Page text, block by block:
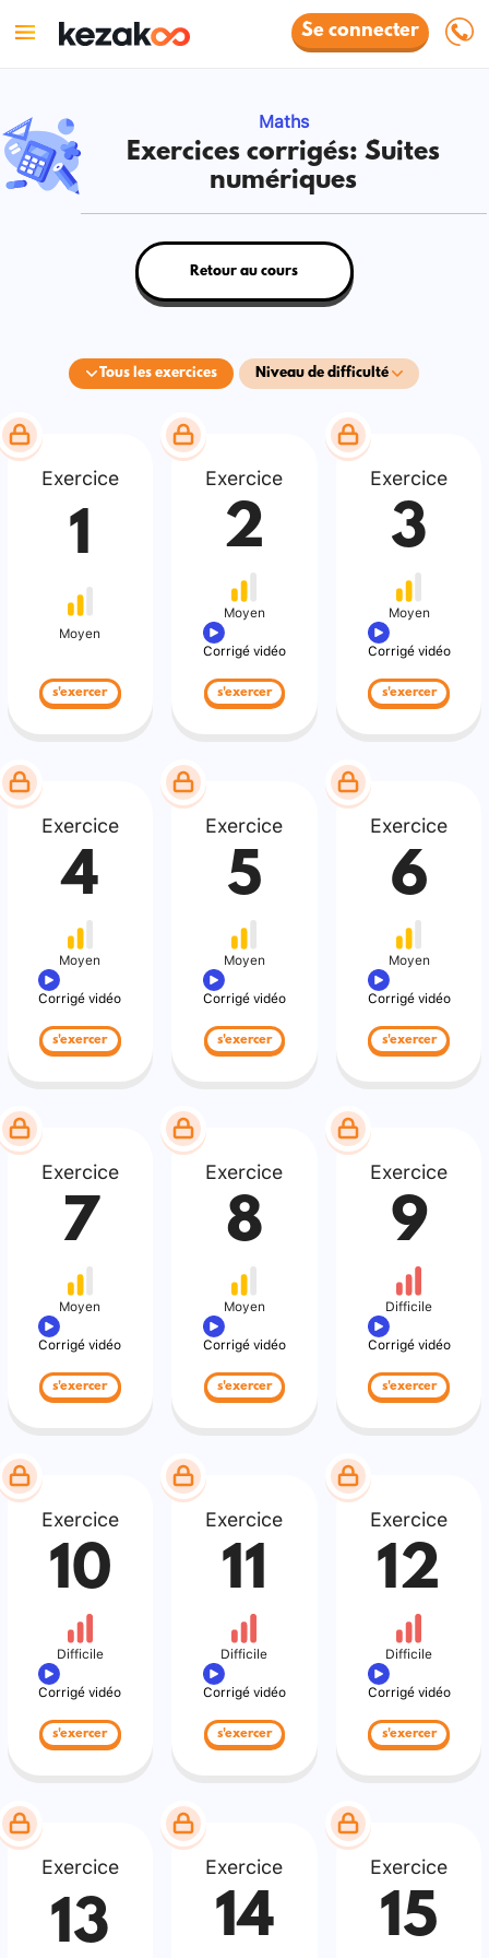
Se connecter
Maths
Exercices corrigés: Suites
numériques
Tous les exercices Niveau de difficulté
Retour au cours
Exercice
1
Moyen
s'exercer
Exercice
2
Moyen
Corrigé vidéo
s'exercer
Exercice
3
Moyen
Corrigé vidéo
s'exercer
Exercice
4
Moyen
Corrigé vidéo
s'exercer
Exercice
5
Moyen
Corrigé vidéo
s'exercer
Exercice
6
Moyen
Corrigé vidéo
s'exercer
Exercice
7
Moyen
Corrigé vidéo
s'exercer
Exercice
8
Moyen
Corrigé vidéo
s'exercer
Exercice
9
Difficile
Corrigé vidéo
s'exercer
Exercice
10
Difficile
Corrigé vidéo
s'exercer
Exercice
11
Difficile
Corrigé vidéo
s'exercer
Exercice
12
Difficile
Corrigé vidéo
s'exercer
Exercice
13
Exercice
14
Exercice
15